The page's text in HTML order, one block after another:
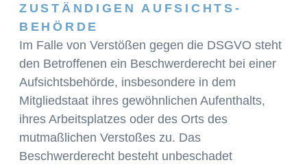
ZUSTÄNDIGEN AUFSICHTS­
BEHÖRDE
Im Falle von Verstößen gegen die DSGVO steht
den Betroffenen ein Beschwerderecht bei einer
Aufsichtsbehörde, insbesondere in dem
Mitgliedstaat ihres gewöhnlichen Aufenthalts,
ihres Arbeitsplatzes oder des Orts des
mutmaßlichen Verstoßes zu. Das
Beschwerderecht besteht unbeschadet